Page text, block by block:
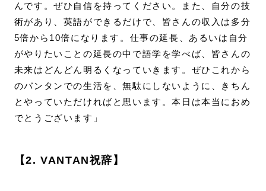
んです。ぜひ自信を持ってください。また、自分の技
術があり、英語ができるだけで、皆さんの収入は多分
5倍から10倍になります。仕事の延長、あるいは自分
がやりたいことの延長の中で語学を学べば、皆さんの
未来はどんどん明るくなっていきます。ぜひこれから
のバンタンでの生活を、無駄にしないように、きちん
とやっていただければと思います。本日は本当におめ
でとうございます」
【2. VANTAN祝辞】